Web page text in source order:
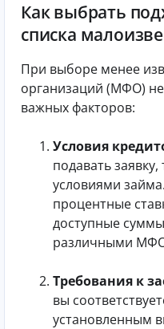
Как выбрать
списка
При выборе менее
организаций (МФО)
важных факторов:
Условия
подавать
условиями
процентные
доступные
различными
Требования к
вы
установленным